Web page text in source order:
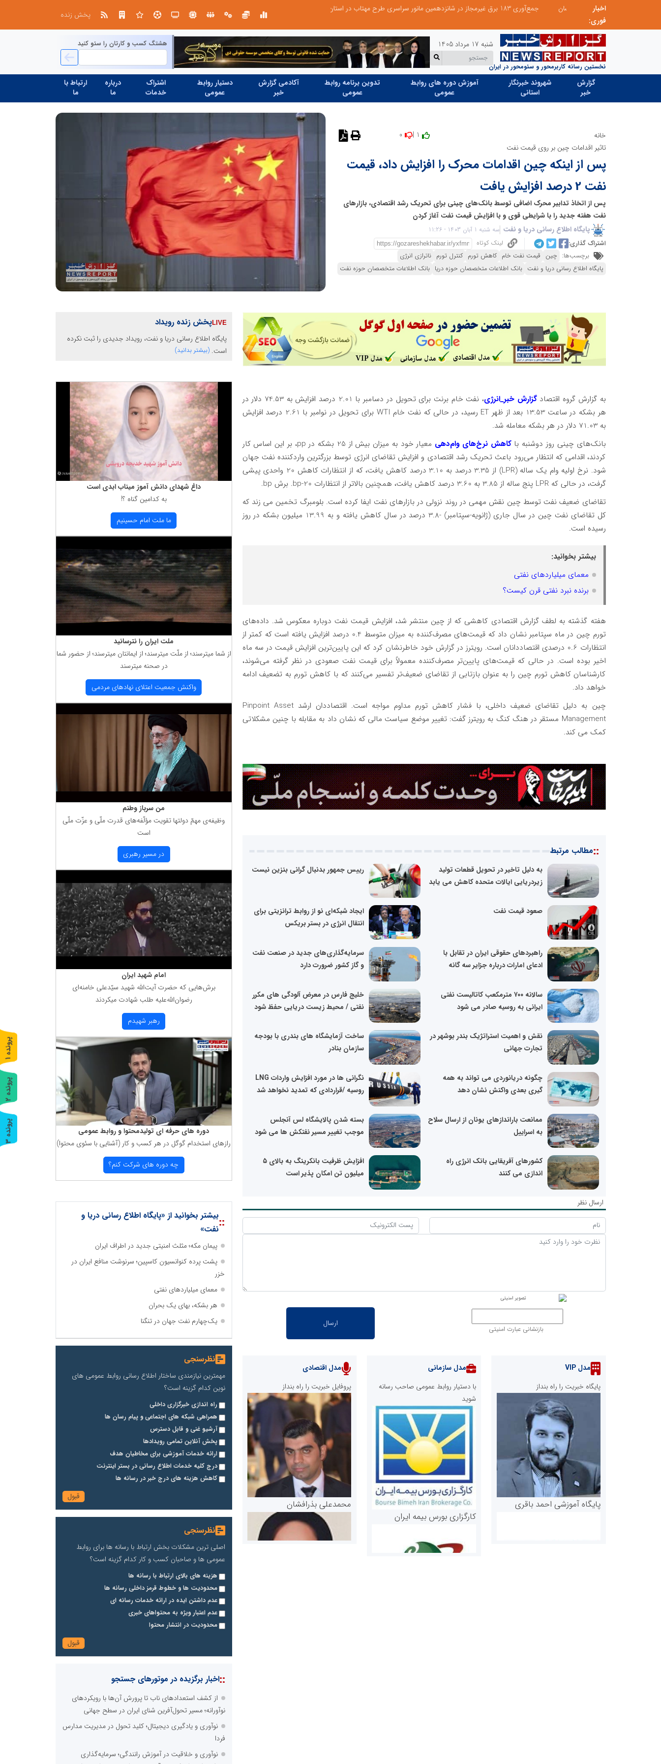
اخبار
فوری:
منطقه برق لواسان جمع‌آوری 183 برق غیرمجاز در شانزدهمین مانور سراسری طرح مهتاب در استان تهران
پخش زنده
نخستین رسانه کاربرمحور و سئومحور در ایران
شنبه 17 مرداد 1405 هشتگ کسب و کارتان را سئو کنید
گزارش
خبر
شهروند خبرنگار
استانی
آموزش دوره های روابط
عمومی
تدوین برنامه روابط
عمومی
آکادمی گزارش
خبر
دستیار روابط
عمومی
اشتراک
خدمات
درباره
ما
ارتباط با
ما
خانه
تاثیر اقدامات چین بر روی قیمت نفت
پس از اینکه چین اقدامات محرک را افزایش داد، قیمت
نفت 2 درصد افزایش یافت
پس از اتخاذ تدابیر محرک اضافی توسط بانک‌های چینی برای تحریک رشد اقتصادی، بازارهای
نفت هفته جدید را با شرایطی قوی و با افزایش قیمت نفت آغاز کردن
پایگاه اطلاع رسانی دریا و نفت سه شنبه 1 آبان 1403 - 11:26
اشتراک گذاری:
لینک کوتاه
برچسب‌ها: چین قیمت نفت خام کاهش تورم کنترل تورم ناترازی انرژی
پایگاه اطلاع رسانی دریا و نفت بانک اطلاعات متخصصان حوزه دریا بانک اطلاعات متخصصان حوزه نفت
به گزارش گروه اقتصاد گزارش خبر_انرژی
، نفت خام برنت برای تحویل در دسامبر با 2.01 درصد افزایش به 74.53 دلار در
هر بشکه در ساعت 13.53 بعد از ظهر ET رسید، در حالی که نفت خام WTI برای تحویل در نوامبر با 2.61 درصد افزایش
به 71.03 دلار در هر بشکه معامله شد.
بانک‌های چینی روز دوشنبه باکاهش نرخ‌های وام‌دهی
معیار خود به میزان بیش از 25 بشکه در pp، بر این اساس کار
کردند، اقدامی که انتظار می‌رود باعث تحریک رشد اقتصادی و افزایش تقاضای انرژی توسط بزرگترین واردکننده نفت جهان
شود. نرخ اولیه وام یک ساله (LPR) از 3.35 درصد به 3.10 درصد کاهش یافت، که از انتظارات کاهش 20 واحدی پیشی
گرفت، در حالی که LPR پنج ساله از 3.85 به 3.60 درصد کاهش یافت، همچنین بالاتر از انتظارات 20-bp. برش bp.
تقاضای ضعیف نفت توسط چین نقش مهمی در روند نزولی در بازارهای نفت ایفا کرده است. بلومبرگ تخمین می زند که
کل تقاضای نفت چین در سال جاری (ژانویه-سپتامبر) -3.8 درصد در سال کاهش یافته و به 13.99 میلیون بشکه در روز
رسیده است.
بیشتر بخوانید:
معمای میلیاردهای نفتی
برنده نبرد نفتی قرن کیست؟
هفته گذشته به لطف گزارش اقتصادی کاهشی که از چین منتشر شد، افزایش قیمت نفت دوباره معکوس شد. داده‌های
تورم چین در ماه سپتامبر نشان داد که قیمت‌های مصرف‌کننده به میزان متوسط ​​0.4 درصد افزایش یافته است که کمتر از
انتظارات 0.6 درصدی اقتصاددانان است. رویترز در گزارش خود خاطرنشان کرد که این پایین‌ترین افزایش قیمت در سه ماه
اخیر بوده است. در حالی که قیمت‌های پایین‌تر مصرف‌کننده معمولاً برای قیمت نفت صعودی در نظر گرفته می‌شوند،
کارشناسان کاهش تورم چین را به عنوان بازتابی از تقاضای ضعیف‌تر تفسیر می‌کنند که با کاهش تورم به تضعیف ادامه
خواهد داد.
چین به دلیل تقاضای ضعیف داخلی، با فشار کاهش تورم مداوم مواجه است. اقتصاددان ارشد Pinpoint Asset
Management مستقر در هنگ کنگ به رویترز گفت: تغییر موضع سیاست مالی که نشان داد به مقابله با چنین مشکلاتی
کمک می کند.
::مطالب مرتبط
به دلیل تاخیر در تحویل قطعات تولید
زیردریایی ایالات متحده کاهش می یابد
رییس جمهور بدنبال گرانی بنزین نیست
صعود قیمت نفت
ایجاد شبکه‌ای نو از روابط ترانزیتی برای
انتقال انرژی در بستر بریکس
راهبردهای حقوقی ایران در تقابل با
ادعای امارات درباره جزایر سه گانه
سرمایه‌گذاری‌های جدید در صنعت نفت
و گاز کشور ضرورت دارد
سالانه ۷۰۰ مترمکعب کاتالیست نفتی
ایرانی به روسیه صادر می شود
خلیج فارس در معرض آلودگی های مکرر
نفتی / محیط زیست دریایی حفظ شود
نقش و اهمیت استراتژیک بندر بوشهر در
تجارت جهانی
ساخت آزمایشگاه‌ های بندری با بودجه
سازمان بنادر
چگونه دریانوردی می تواند به همه
گیری بعدی واکنش نشان دهد
نگرانی ها در مورد افزایش واردات LNG
روسیه /قراردادی که تمدید نخواهد شد
ممانعت باراندازهای یونان از ارسال سلاح
به اسراییل
بسته شدن پالایشگاه لس آنجلس
موجب تغییر مسیر نفتکش ها می شود
کشورهای آفریقایی بانک انرژی راه
اندازی می کنند
افزایش ظرفیت بانکرینگ به بالای ۵
میلیون تن امکان پذیر است
ارسال نظر
بازنشانی عبارت امنیتی
مدل VIP
پایگاه خبریت را راه بنداز
پایگاه آموزشی احمد باقری
مدل سازمانی
با دستیار روابط عمومی صاحب رسانه
شوید
کارگزاری بورس بیمه ایران
مدل اقتصادی
پروفایل خبریت را راه بنداز
محمدعلی بذرافشان
پخش زنده رویداد
پایگاه اطلاع رسانی دریا و نفت، رویداد جدیدی را ثبت نکرده
است. (بیشتر بدانید)
داغ شهدای دانش آموز میناب ابدی است
به كدامین گناه ؟!
ما ملت امام حسینیم
ملت ایران را نترسانید
از شما میترسند؛ از ملّت میترسند؛ از ایمانتان میترسند؛ از حضور شما
در صحنه میترسند
واكنش جمعیت اعتلای نهادهای مردمی
من سرباز وطنم
وظیفه‌ی مهمّ دولتها تقویت مؤلّفه‌های قدرت ملّی و عزّت ملّی
است
در مسیر رهبری
امام شهید ایران
برش‌هایی كه حضرت آیت‌الله شهید سیّدعلی خامنه‌ای
رضوان‌الله‌علیه طلب شهادت میكردند
رهبر شهیدم
دوره های حرفه ای تولیدمحتوا و روابط عمومی
رازهای استخدام گوگل در هر كسب و كار (آشنایی با سئوی محتوا)
چه دوره های شركت كنم؟
::بیشتر بخوانید از «پایگاه اطلاع رسانی دریا و
نفت»
پیمان مکه؛ مثلث امنیتی جدید در اطراف ایران
پشت پرده کنوانسیون کاسپین؛ سرنوشت منافع ایران در
خزر
معمای میلیاردهای نفتی
هر بشکه، بهای یک بحران
یک‌چهارم نفت جهان در تنگنا
نظرسنجی
مهمترین نیازمندی ساختار اطلاع رسانی روابط عمومی های
نوین کدام گزینه است؟
راه اندازی خبرگزاری داخلی
همراهی شبکه های اجتماعی و پیام رسان ها
آرشیو غنی و قابل دسترس
پخش آنلاین تمامی رویدادها
ارائه خدمات آموزشی برای مخاطیان هدف
درج کلیه خدمات اطلاع رسانی در بستر اینترنت
کاهش هزینه های درج خبر در رسانه ها
نظرسنجی
اصلی ترین مشکلات بخش ارتباط با رسانه ها برای روابط
عمومی ها و صاحبان کسب و کار کدام گزینه است؟
هزینه های بالای ارتباط با رسانه ها
محدودیت ها و خطوط قرمز داخلی رسانه ها
عدم داشتن ایده در ارائه خدمات رسانه ای
عدم اعتبار ویژه به محتواهای خبری
محدودیت در انتشار محتوا
::اخبار برگزیده در موتورهای جستجو
از کشف استعدادهای ناب تا پرورش آن‌ها با رویکردهای
نوآورانه؛ مسیر تحول‌آفرین شنای ایران در سطح جهانی
نوآوری و یادگیری دیجیتال؛ کلید تحول در مدیریت مدارس
فردا
نوآوری و خلاقیت در آموزش رانندگی؛ سرمایه‌گذاری
پ
ر
و
ن
د
ه
1
پ
ر
و
ن
د
ه
2
پ
ر
و
ن
د
ه
3